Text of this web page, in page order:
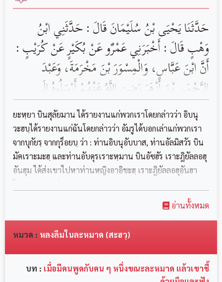
حَدَّثَنَا يَحْيَى بْنُ سُلَيْمَانَ قَالَ : حَدَّثَنِي ابْنُ
وَهْبٍ قَالَ : أَخْبَرَنِي عَمْرٌو عَنْ بُكَيْرٍ عَنْ كُرَيْبٍ :
أَنَّ ابْنَ عَبَّاسٍ، وَالْمِسْوَرَ بْنَ مَخْرَمَةَ، وَعَبْدَ
الرَّحْمَنِ بْنَ أَزْهَرَ رَضِىَ اللَّهُ عَنْهُمْ أَرْسَلُوهُ إِلَى
عَائِشَةَ رَضِىَ اللَّهُ عَنْهُا، فَقَالُوا : اقْرَأْ عَلَيْهَا السَّلاَمَ
مِنَّا جَمِيعًا وَسَلْهَا عَنِ الرَّكْعَتَيْنِ بَعْدَ صَلاَةِ
الْعَصْرِ، وَقُلْ لَهَا إِنَّا أُخْبِرْنَا أَنَّكِ تُصَلِّينَهُمَا، وَقَدْ
بَلَغَنَا أَنَّ النَّبِيَّ صَلَّى اللَّهُ عَلَيْهِ وَسَلَّمَ نَهَى عَنْهَا‏،
بْنِ الْخَطَّابِ عَنْهُمَا‏ فَقَالَ كُرَيْبٌ : فَدَخَلْتُ عَلَى
عَائِشَةَ رَضِىَ اللَّهُ عَنْهَا فَبَلَّغْتُهَا مَا أَرْسَلُونِي‏،
فَقَالَتْ : سَلْ أُمَّ سَلَمَةَ‏،‏ فَخَرَجْتُ إِلَيْهِمْ
فَأَخْبَرْتُهُمْ بِقَوْلِهَا فَرَدُّونِي إِلَى أُمِّ سَلَمَةَ بِمِثْلِ مَا
ยะหฺยา บินสุลัยมาน ได้รายงานแก่พวกเราโดยกล่าวว่า อิบนุ
วะฮบฺได้รายงานแก่ฉันโดยกล่าวว่า อัมรูได้บอกเล่าแก่พวกเรา
จากบุกัยรฺ จากกุร็อยบฺ ว่า : ท่านอิบนุอับบาส, ท่านอัลมิสวัร บิน
มัคเราะมะฮฺ และท่านอับดุรเราะหฺมาน บินอัซฮัร เราะฎิยัลลอฮุ
อันฮุม ได้ส่งเขาไปหาท่านหญิงอาอิชะฮฺ เราะฎิยัลลอฮุอันฮา
อ่านทั้งหมด
หมวด : หลงลืมในละหมาด (สะฮวฺ)
บท : เมื่อมีคนพูดกับคน ๆ หนึ่งขณะละหมาด แล้วเขาชี้